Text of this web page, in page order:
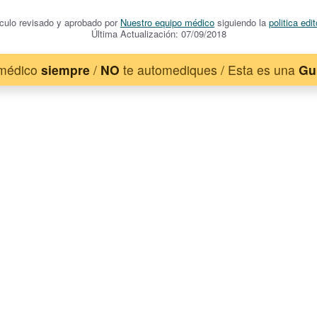
revisado y aprobado por Nuestro equipo médico siguiendo la politica
Última Actualización: 07/09/2018
siempre / NO te automediques / Esta es una